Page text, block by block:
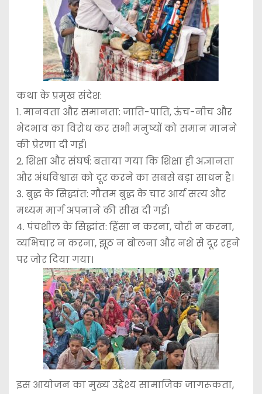
कथा के प्रमुख संदेश:
1. मानवता और समानता: जाति-पाति, ऊंच-नीच और
भेदभाव का विरोध कर सभी मनुष्यों को समान मानने
की प्रेरणा दी गई।
2. शिक्षा और संघर्ष: बताया गया कि शिक्षा ही अज्ञानता
और अंधविश्वास को दूर करने का सबसे बड़ा साधन है।
3. बुद्ध के सिद्धांत: गौतम बुद्ध के चार आर्य सत्य और
मध्यम मार्ग अपनाने की सीख दी गई।
4. पंचशील के सिद्धांत: हिंसा न करना, चोरी न करना,
व्यभिचार न करना, झूठ न बोलना और नशे से दूर रहने
पर जोर दिया गया।
इस आयोजन का मुख्य उद्देश्य सामाजिक जागरूकता,